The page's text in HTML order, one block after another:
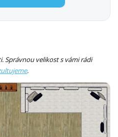
Správnou velikost s vámi rádi
.